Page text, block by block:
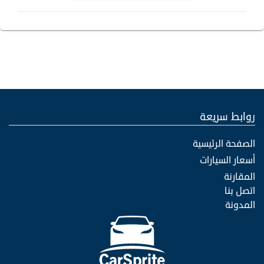
روابط سريعة
الصفحة الرئيسية
أسعار السيارات
المقارنة
اتصل بنا
المدونة